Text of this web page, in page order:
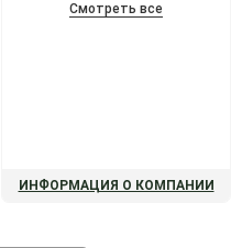
Смотреть все
ИНФОРМАЦИЯ О КОМПАНИИ